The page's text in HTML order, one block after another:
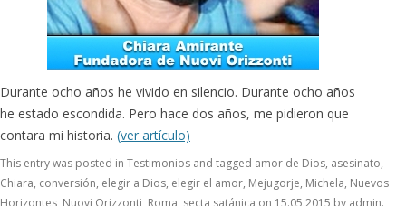
Durante ocho años he vivido en silencio. Durante ocho años
he estado escondida. Pero hace dos años, me pidieron que
contara mi historia. (ver artículo)
This entry was posted in Testimonios and tagged amor de Dios, asesinato,
Chiara, conversión, elegir a Dios, elegir el amor, Mejugorje, Michela, Nuevos
Horizontes Nuovi Orizzonti Roma secta satánica on 15.05.2015 by admin.